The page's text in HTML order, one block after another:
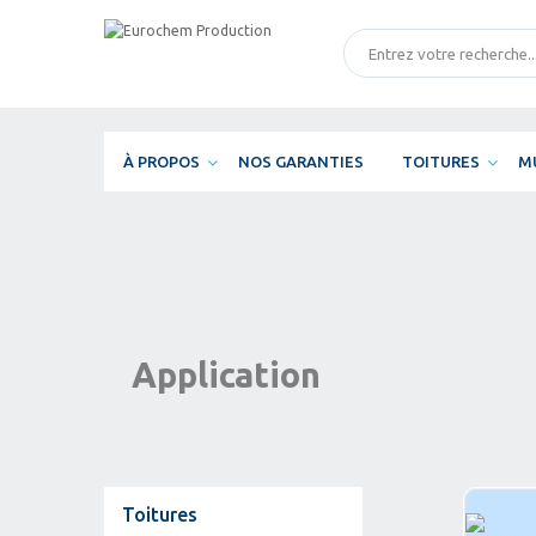
À PROPOS NOS GARANTIES TOITURES
Application
Toitures